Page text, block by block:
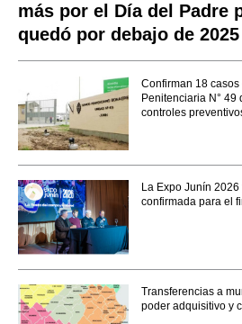
más por el Día del Padre
quedó por debajo de 2025
Confirman 18
Penitenciaria N° 49
controles
La Expo Junín
confirmada para el
Transferencias a
poder adquisitivo y